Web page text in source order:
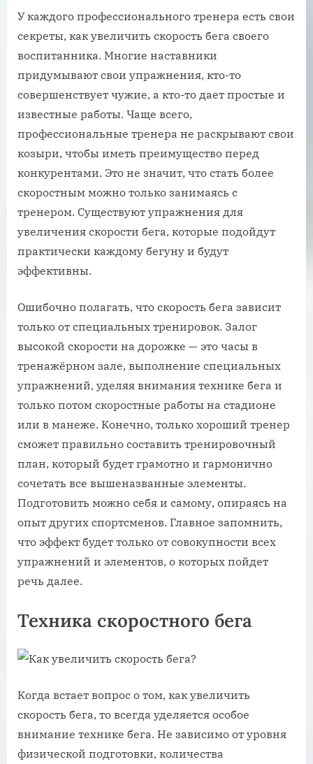
У каждого профессионального тренера есть свои
секреты, как увеличить скорость бега своего
воспитанника. Многие наставники
придумывают свои упражнения, кто-то
совершенствует чужие, а кто-то дает простые и
известные работы. Чаще всего,
профессиональные тренера не раскрывают свои
козыри, чтобы иметь преимущество перед
конкурентами. Это не значит, что стать более
скоростным можно только занимаясь с
тренером. Существуют упражнения для
увеличения скорости бега, которые подойдут
практически каждому бегуну и будут
эффективны.
Ошибочно полагать, что скорость бега зависит
только от специальных тренировок. Залог
высокой скорости на дорожке — это часы в
тренажёрном зале, выполнение специальных
упражнений, уделяя внимания технике бега и
только потом скоростные работы на стадионе
или в манеже. Конечно, только хороший тренер
сможет правильно составить тренировочный
план, который будет грамотно и гармонично
сочетать все вышеназванные элементы.
Подготовить можно себя и самому, опираясь на
опыт других спортсменов. Главное запомнить,
что эффект будет только от совокупности всех
упражнений и элементов, о которых пойдет
речь далее.
Техника скоростного бега
Когда встает вопрос о том, как увеличить
скорость бега, то всегда уделяется особое
внимание технике бега. Не зависимо от уровня
физической подготовки, количества